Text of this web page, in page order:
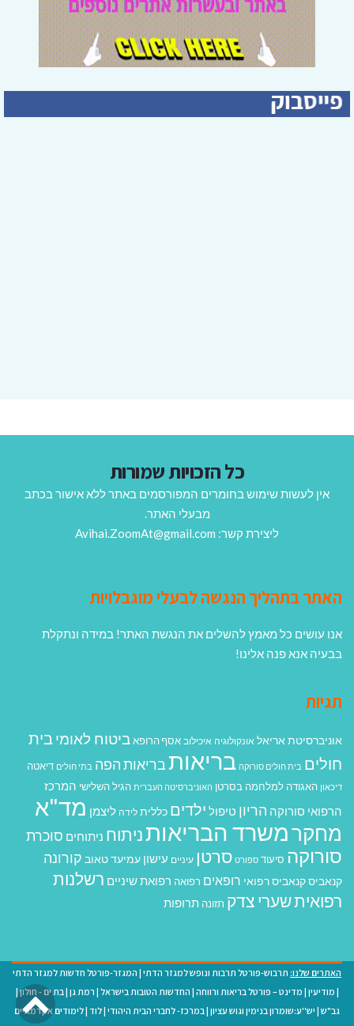
כל הזכויות שמורות
אין לעשות שימוש בחומרים המפורסמים באתר ללא אישור בכתב
מבעלי האתר.
ליצירת קשר: Avihai.ZoomAt@gmail.com
האתר בתהליך הנגשה לבעלי מוגבלויות
אנו עושים כל מאמץ להשלים את הנגשת האתר! במידה ונתקלת
בבעיה אנא פנה אלינו!
תגיות
אוניברסיטת אריאל אונקולוגיה איכילוב אסף הרופא ביטוח לאומיבית
חולים בית חולים סורוקה בריאות בריאות הפה בתי חולים דיאטה
דיכאון האגודה למלחמה בסרטן האוניברסיטה העברית הגיל השלישי המרכז
הרפואי סורוקה הריון טיפול ילדים כללית לידה ליצמן מד"א
מחקרמשרד הבריאות ניתוח ניתוחים סוכרת
סורוקה סיעוד ספורט סרטן עיניים עישון עמיעד טאוב קורונה
קנאביסקנאביס רפואי רופאים רפואה רפואת שיניים רשלנות
רפואיתשערי צדק תזונה תרופות
האתרים שלנו: תרבוש-פורטל תרבות ונופש למגזר הדתי | המגזר-פורטל חדשות למגזר הדתי
| מודיעין | מדינט – פורטל בריאות ורווחה | החדשות הטובות בישראל | רמת גן | בת ים - חולון|
גב"ש | יש''ע:שומרון בנימין וגוש עציון | במרכז- לחברי הבית היהודי |לוד |לימודים אקדמאיים